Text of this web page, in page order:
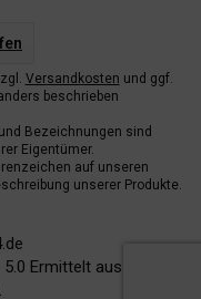
Versandkosten und ggf.
beschrieben
Bezeichnungen sind
Eigentümer.
auf unseren
unserer Produkte.
5.0 Ermittelt aus